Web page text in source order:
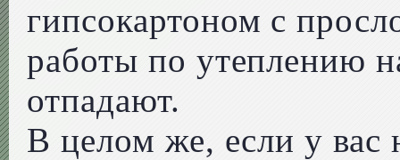
гипсокартоном с
работы по утеплению
отпадают.
В целом же, если у вас